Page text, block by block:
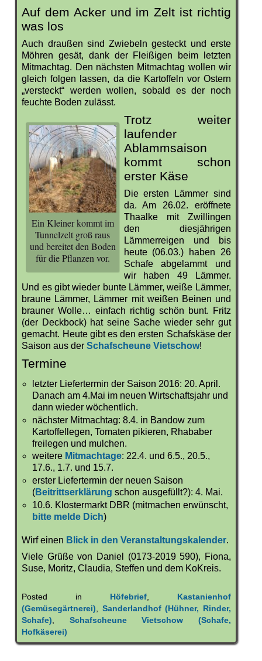
Auf dem Acker und im Zelt ist richtig
was los
Auch draußen sind Zwiebeln gesteckt und erste
Möhren gesät, dank der Fleißigen beim letzten
Mitmachtag. Den nächsten Mitmachtag wollen wir
gleich folgen lassen, da die Kartoffeln vor Ostern
„versteckt“ werden wollen, sobald es der noch
feuchte Boden zulässt.
Ein Kleiner kommt im
Tunnelzelt groß raus
und bereitet den Boden
für die Pflanzen vor.
Trotz weiter
laufender
Ablammsaison
kommt schon
erster Käse
Die ersten Lämmer sind
da. Am 26.02. eröffnete
Thaalke mit Zwillingen
den diesjährigen
Lämmerreigen und bis
heute (06.03.) haben 26
Schafe abgelammt und
wir haben 49 Lämmer.
Und es gibt wieder bunte Lämmer, weiße Lämmer,
braune Lämmer, Lämmer mit weißen Beinen und
brauner Wolle… einfach richtig schön bunt. Fritz
(der Deckbock) hat seine Sache wieder sehr gut
gemacht. Heute gibt es den ersten Schafskäse der
Saison aus derSchafscheune Vietschow!
Termine
letzter Liefertermin der Saison 2016: 20. April.
Danach am 4.Mai im neuen Wirtschaftsjahr und
dann wieder wöchentlich.
nächster Mitmachtag: 8.4. in Bandow zum
Kartoffellegen, Tomaten pikieren, Rhababer
freilegen und mulchen.
weitere Mitmachtage: 22.4. und 6.5., 20.5.,
17.6., 1.7. und 15.7.
erster Liefertermin der neuen Saison
(Beitrittserklärung schon ausgefüllt?): 4. Mai.
10.6. Klostermarkt DBR (mitmachen erwünscht,
bitte melde Dich)
Wirf einen Blick in den Veranstaltungskalender.
Viele Grüße von Daniel (0173-2019 590), Fiona,
Suse, Moritz, Claudia, Steffen und dem KoKreis.
Posted in Höfebrief
Kastanienhof
(Gemüsegärtnerei)
Sanderlandhof (Hühner, Rinder,
Schafe)
Schafscheune Vietschow (Schafe,
Hofkäserei)